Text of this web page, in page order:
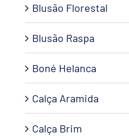
Blusão Florestal
Blusão Raspa
Boné Helanca
Calça Aramida
Calça Brim